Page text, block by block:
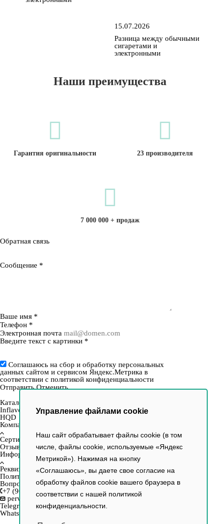
Управление файлами cookie
Наш сайт обрабатывает файлы cookie (в том
числе, файлы cookie, используемые «Яндекс
Метрикой»). Нажимая на кнопку
«Соглашаюсь», вы даете свое согласие на
обработку файлов cookie вашего браузера в
соответствии с нашей политикой
конфиденциальности.
15.07.2026
Разница между обычными
сигаретами и
электронными
Наши преимущества
Гарантия оригинальности 23 производителя
7 000 000 + продаж
Обратная связь
Сообщение *
Ваше имя *
Телефон *
Электронная почта
Введите текст с картинки *
Соглашаюсь на сбор и обработку персональных
данных сайтом и сервисом Яндекс.Метрика в
соответствии с политикой конфиденциальности
Отправить Отменить
Каталог
Inflave
HQD
Компания
Сертификаты
Отзывы
Информация
Реквизиты
Политика
Вопрос–ответ
+7 (903) 154-33-16
perviy.tabachniy@yandex.ru
Telegram
WhatsApp